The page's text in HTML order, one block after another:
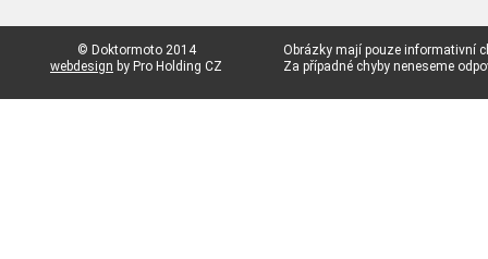
© Doktormoto 2014
webdesign by Pro Holding CZ
Obrázky mají pouze informativní
Za případné chyby neneseme